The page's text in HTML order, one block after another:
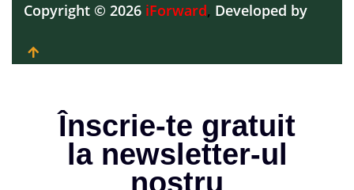
Copyright © 2026 iForward, Developed by
Înscrie-te gratuit
la newsletter-ul
nostru